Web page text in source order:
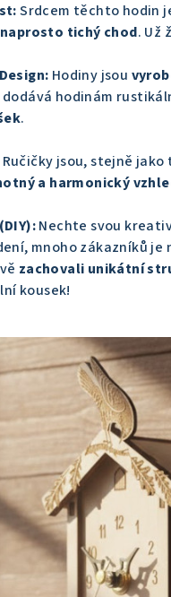
Srdcem těchto hodin
tichý chod. Už
Hodiny jsou
hodinám
.
Ručičky jsou, stejně jako
a harmonický
Nechte svou
mnoho zákazníků je
zachovali unikátní
kousek!